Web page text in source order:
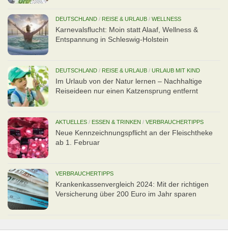
DEUTSCHLAND / REISE & URLAUB / WELLNESS
Karnevalsflucht: Moin statt Alaaf, Wellness &
Entspannung in Schleswig-Holstein
DEUTSCHLAND / REISE & URLAUB / URLAUB MIT KIND
Im Urlaub von der Natur lernen – Nachhaltige
Reiseideen nur einen Katzensprung entfernt
AKTUELLES / ESSEN & TRINKEN / VERBRAUCHERTIPPS
Neue Kennzeichnungspflicht an der Fleischtheke
ab 1. Februar
VERBRAUCHERTIPPS
Kran­ken­kas­senvergleich 2024: Mit der richtigen
Ver­si­che­rung über 200 Euro im Jahr sparen